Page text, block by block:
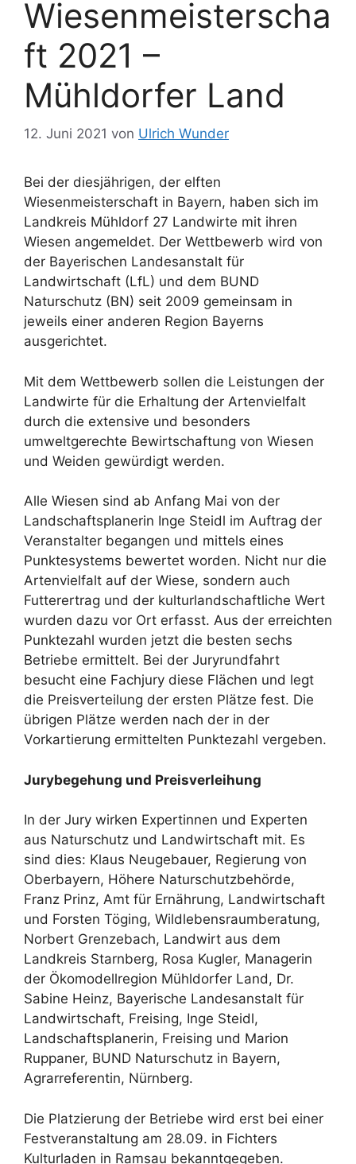
Wiesenmeisterscha
ft 2021 –
Mühldorfer Land
12. Juni 2021 von Ulrich Wunder
Bei der diesjährigen, der elften
Wiesenmeisterschaft in Bayern, haben sich im
Landkreis Mühldorf 27 Landwirte mit ihren
Wiesen angemeldet. Der Wettbewerb wird von
der Bayerischen Landesanstalt für
Landwirtschaft (LfL) und dem BUND
Naturschutz (BN) seit 2009 gemeinsam in
jeweils einer anderen Region Bayerns
ausgerichtet.
Mit dem Wettbewerb sollen die Leistungen der
Landwirte für die Erhaltung der Artenvielfalt
durch die extensive und besonders
umweltgerechte Bewirtschaftung von Wiesen
und Weiden gewürdigt werden.
Alle Wiesen sind ab Anfang Mai von der
Landschaftsplanerin Inge Steidl im Auftrag der
Veranstalter begangen und mittels eines
Punktesystems bewertet worden. Nicht nur die
Artenvielfalt auf der Wiese, sondern auch
Futterertrag und der kulturlandschaftliche Wert
wurden dazu vor Ort erfasst. Aus der erreichten
Punktezahl wurden jetzt die besten sechs
Betriebe ermittelt. Bei der Juryrundfahrt
besucht eine Fachjury diese Flächen und legt
die Preisverteilung der ersten Plätze fest. Die
übrigen Plätze werden nach der in der
Vorkartierung ermittelten Punktezahl vergeben.
Jurybegehung und Preisverleihung
In der Jury wirken Expertinnen und Experten
aus Naturschutz und Landwirtschaft mit. Es
sind dies: Klaus Neugebauer, Regierung von
Oberbayern, Höhere Naturschutzbehörde,
Franz Prinz, Amt für Ernährung, Landwirtschaft
und Forsten Töging, Wildlebensraumberatung,
Norbert Grenzebach, Landwirt aus dem
Landkreis Starnberg, Rosa Kugler, Managerin
der Ökomodellregion Mühldorfer Land, Dr.
Sabine Heinz, Bayerische Landesanstalt für
Landwirtschaft, Freising, Inge Steidl,
Landschaftsplanerin, Freising und Marion
Ruppaner, BUND Naturschutz in Bayern,
Agrarreferentin, Nürnberg.
Die Platzierung der Betriebe wird erst bei einer
Festveranstaltung am 28.09. in Fichters
Kulturladen in Ramsau bekanntgegeben.